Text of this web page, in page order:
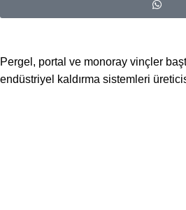
Pergel, portal ve monoray vinçler
endüstriyel kaldırma sistemleri